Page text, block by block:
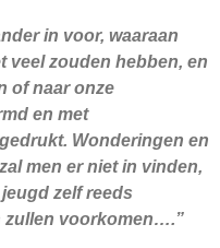
in voor, waaraan
veel zouden hebben, en
of naar onze
en met
Wonderingen en
men er niet in vinden,
zelf reeds
zullen voorkomen….”